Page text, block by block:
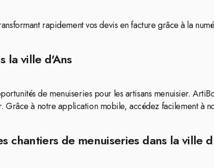
rapidement vos devis en facture grâce à la
la ville d'Ans
de menuiseries pour les artisans menuisier.
Grâce à notre application mobile, accédez facilement à
chantiers de menuiseries dans la ville